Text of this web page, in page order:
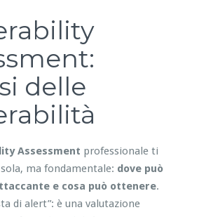
delle
Assessment professionale ti
ma fondamentale: dove può
e cosa può ottenere.
di alert”: è una valutazione